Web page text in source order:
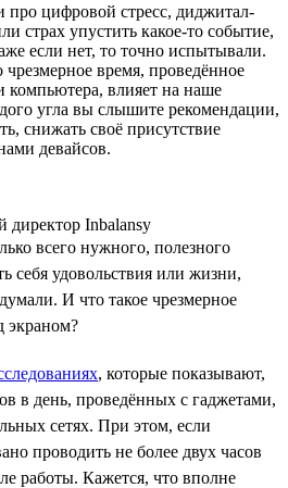
цифровой стресс, диджитал-
страх упустить какое-то событие,
если нет, то точно испытывали.
время, проведённое
компьютера, влияет на наше
угла вы слышите рекомендации,
снижать своё присутствие
девайсов.
директор Inbalansy
всего нужного, полезного
себя удовольствия или жизни,
И что такое чрезмерное
экраном?
, которые показывают,
в день, проведённых с гаджетами,
сетях. При этом, если
проводить не более двух часов
работы. Кажется, что вполне